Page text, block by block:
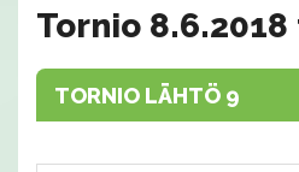
Tornio
TORNIO LÄHTÖ 9